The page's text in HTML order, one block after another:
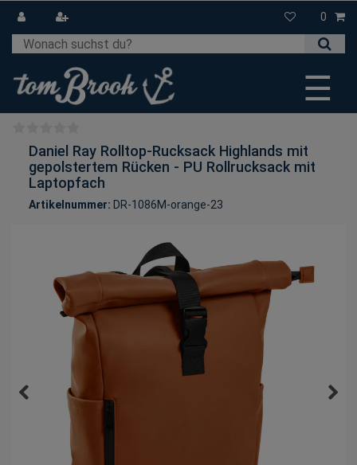
0
☰
Daniel Ray Rolltop-Rucksack Highlands mit
gepolstertem Rücken - PU Rollrucksack mit
Laptopfach
Artikelnummer: DR-1086M-orange-23